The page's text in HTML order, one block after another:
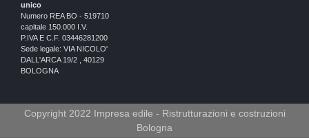
unico
Numero REA BO - 519710
capitale 150.000 I.V.
P.IVA E C.F. 03446281200
Sede legale: VIA NICOLO'
DALL'ARCA 19/2 , 40129
BOLOGNA
Copyright 2022 Impresa edile - Ristrutturazioni e costruzioni
Bologna